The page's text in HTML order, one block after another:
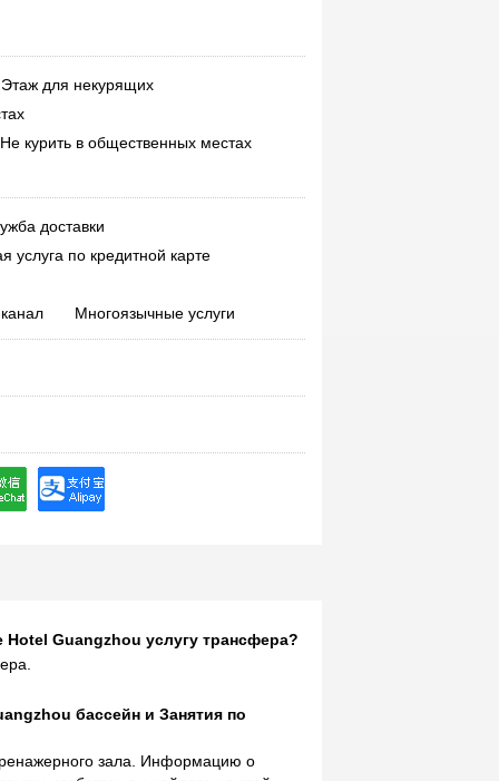
The breakfast is poor and there is
attitude was OK. Average cost
and the price is not expensive. Each
price is equal to the goods
but the breakfast was too boring.
There was nothing to eat at 9 o'clock,
Этаж для некурящих
Не курить в общественных местах
доставки
услуга по кредитной карте
Многоязычные услуги
Hotel Guangzhou услугу трансфера?
бассейн и Занятия по
зала. Информацию о